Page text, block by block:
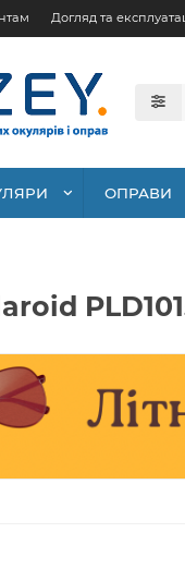
Догляд та
ОПРАВИ